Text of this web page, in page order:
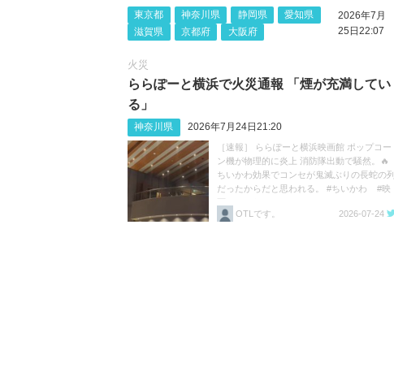
東京都 神奈川県 静岡県
愛知県
滋賀県
京都府 大阪府
2026年7月
25日22:07
火災
ららぽーと横浜で火災通報 「煙が充満してい
る」
神奈川県 2026年7月24日21:20
［速報］ ららぽーと横浜映画館 ポップコー
ン機が物理的に炎上 消防隊出動で騒然。🔥
ちいかわ効果でコンセが鬼滅ぶりの長蛇の列
だったからだと思われる。 #ちいかわ #映
OTLです。
2026-07-24